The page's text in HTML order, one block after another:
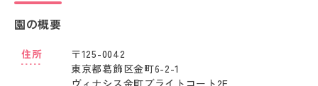
園の概要
住所
〒125-0042
東京都葛飾区金町6-2-1